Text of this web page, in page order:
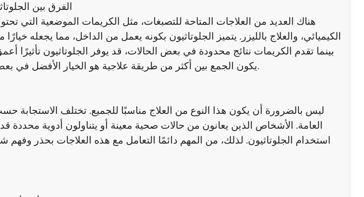
الفرق بين
هناك العديد من العلاجات المتاحة للتصبغات، مثل الكريمات الموضعية التي
الكيميائي، والعلاج بالليزر. يتميز الجلوتاثيون بكونه يعمل من الداخل، مما يجعله
بينما تقدم الكريمات نتائج محدودة في بعض الحالات، قد يوفر الجلوتاثيون تأثيرًا
يكون الجمع بين أكثر من طريقة علاجية هو الخيار الأفضل في بعض الحالات لتحقيق نتائج مثالية.
ليس بالضرورة أن يكون هذا النوع من العلاج مناسبًا للجميع. تختلف الاستجابة
العامة. الأشخاص الذين يعانون من حالات صحية معينة أو يتناولون أدوية محددة
استخدام الجلوتاثيون. لذلك، من المهم دائمًا التعامل مع هذه العلاجات بحذر وفهم